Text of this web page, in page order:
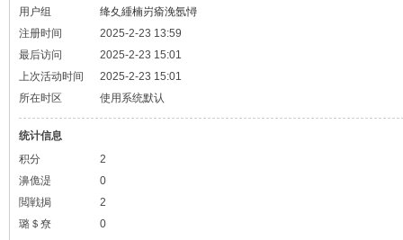
用户组
绛夊緟楠岃瘉浼氬憳
注册时间
2025-2-23 13:59
最后访问
2025-2-23 15:01
上次活动时间
2025-2-23 15:01
所在时区
使用系统默认
统计信息
积分
2
濞佹湜
0
閲戦挶
2
璐＄尞
0